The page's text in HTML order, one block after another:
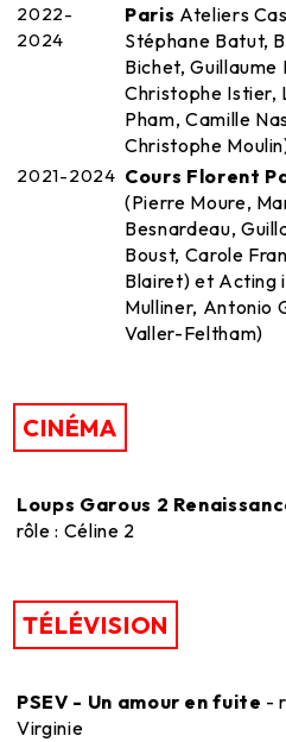
2022-
2024
Paris Ateliers
Stéphane Batut,
Bichet, Guillaume
Christophe Istier,
Pham, Camille
Christophe
2021-2024 Cours Florent
(Pierre Moure,
Besnardeau,
Boust, Carole
Blairet) et Acting
Mulliner, Antonio
Valler-Feltham)
CINÉMA
Loups Garous 2
rôle : Céline 2
TÉLÉVISION
PSEV - Un amour en fuite -
Virginie